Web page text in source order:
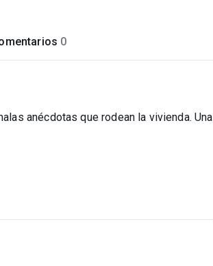
0
anécdotas que rodean la vivienda. Una